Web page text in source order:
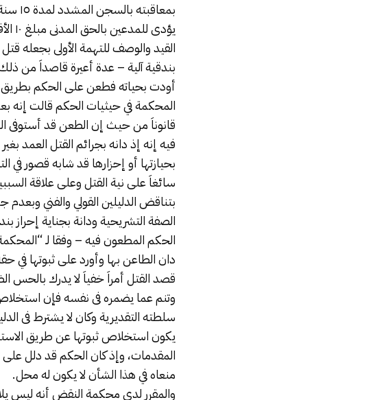
القيد والوصف للتهمة الأولى بجعله
بندقية آلية – عدة أعيرة قاصداَ من
أودت بحياته فطعن على الحكم
المحكمة في حيثيات الحكم قالت إنه
قانوناَ من حيث إن الطعن قد أستوفى
فيه إنه إذ دانه بجرائم القتل العمد
بحيازتها أو إحزارها قد شابه قصور في
سائغاَ على نية القتل وعلى علاقة
بتناقض الدليلين القولي والفني
الصفة التشريحية ودانة بجناية
الحكم المطعون فيه – وفقا لـ
دان الطاعن بها وأورد على ثبوتها في
قصدالقتلأمراَ خفياَ لا يدرك بالحس
وتنم عما يضمره فى نفسه فإن
سلطته التقديرية وكان لا يشترط فى
يكون استخلاص ثبوتها عن طريق
المقدمات، وإذ كان الحكم قد دلل على
منعاه في هذا الشأن لا يكون له محل.
والمقرر لدى محكمة النقض أنه ليس